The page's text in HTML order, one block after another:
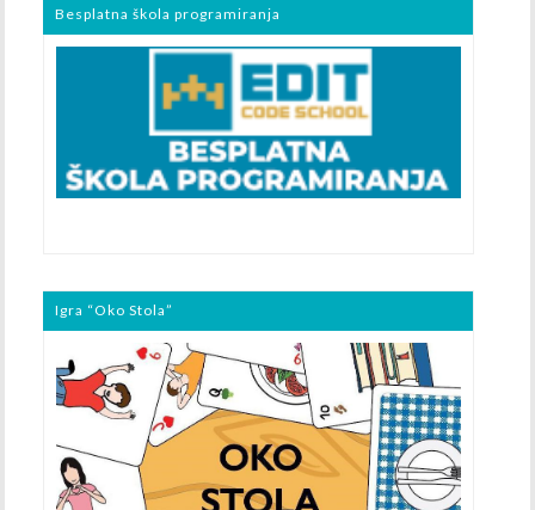
Besplatna škola programiranja
Igra “Oko Stola”